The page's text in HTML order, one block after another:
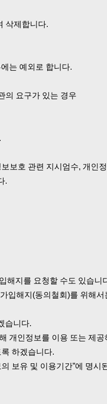
삭제합니다.
는 예외로 합니다.
의 요구가 있는 경우
호 관련 지시엄수, 개인
.
해지를 요청할 수도 있습니
입해지(동의철회)를 위해
습니다.
인정보를 이용 또는 제
하겠습니다.
보유 및 이용기간”에 명